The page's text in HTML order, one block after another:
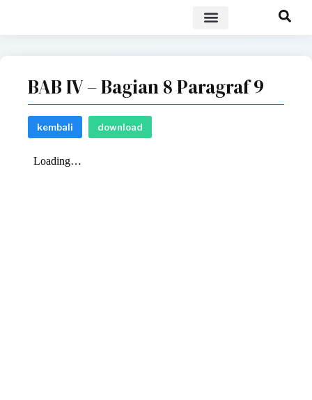
BAB IV – Bagian 8 Paragraf 9
kembali download